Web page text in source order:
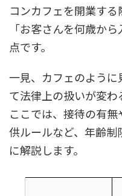
コンカフェを開業する
「お客さんを何歳か
点です。
一見、カフェのように
て法律上の扱いが変わ
ここでは、接待の有
供ルールなど、年齢
に解説します。